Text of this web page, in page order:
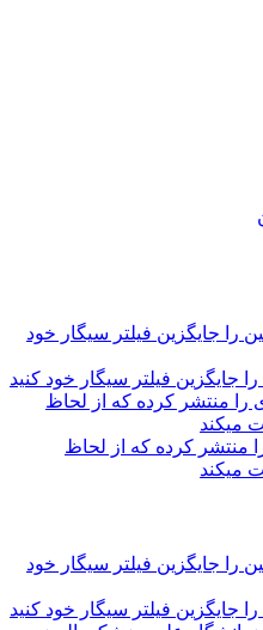
جایگزین فیلتر سیگار خود کنید
منتشر کرده که از لحاظ
میکند
جایگزین فیلتر سیگار خود کنید